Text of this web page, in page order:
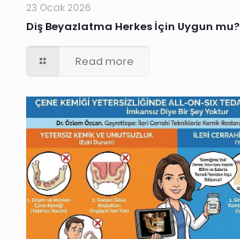
23 Ocak 2026
Diş Beyazlatma Herkes İçin Uygun mu?
Read more